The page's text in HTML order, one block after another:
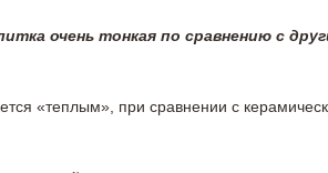
очень тонкая по сравнению с
«теплым», при сравнении с